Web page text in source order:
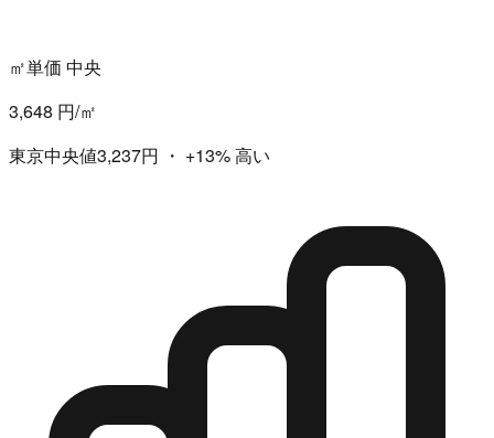
㎡単価 中央
3,648 円/㎡
東京中央値3,237円 ・ +13%高い